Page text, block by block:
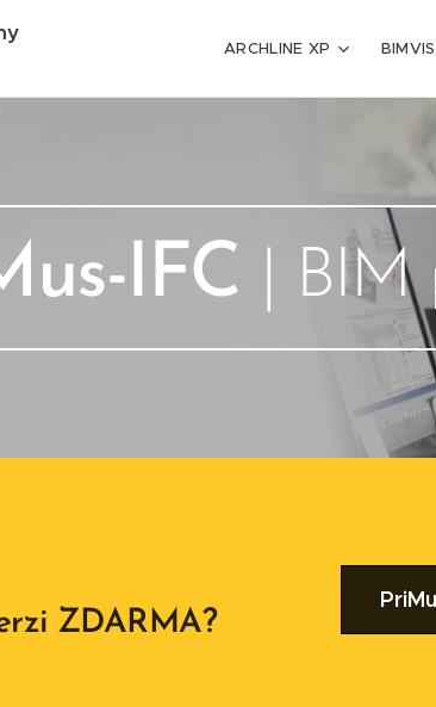
ARCHLINE XP
IFC |
ZDARMA?